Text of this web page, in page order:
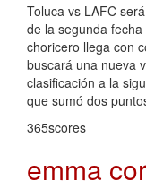
Toluca vs LAFC
de la segunda
choricero llega con
buscará una nueva
clasificación a la
que sumó dos
365scores
emma